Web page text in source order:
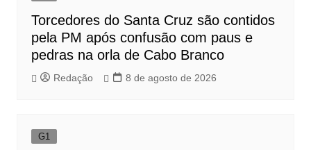
Torcedores do Santa Cruz são contidos
pela PM após confusão com paus e
pedras na orla de Cabo Branco
Redação 8 de agosto de 2026
G1